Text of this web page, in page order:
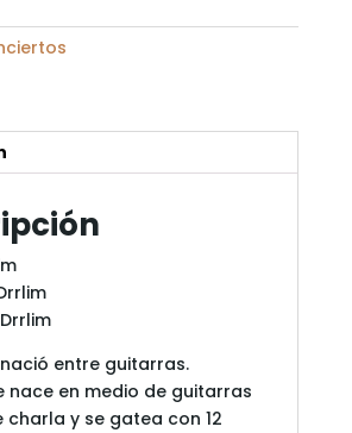
nació entre guitarras.
nace en medio de guitarras
charla y se gatea con 12